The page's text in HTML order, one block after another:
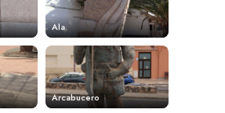
Ala
Arcabucero